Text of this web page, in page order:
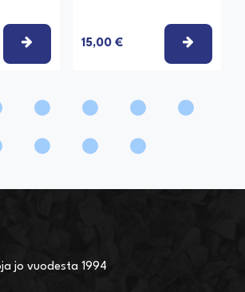
VALITSE VAIHTOEHTO
15,00 €
jo vuodesta 1994